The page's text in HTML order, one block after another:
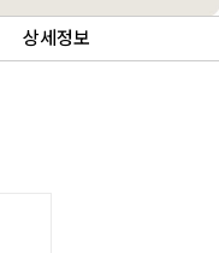
상세정보